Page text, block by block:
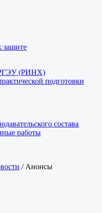
защите
РГЭУ (РИНХ)
подготовки
состава
работы
/Анонсы